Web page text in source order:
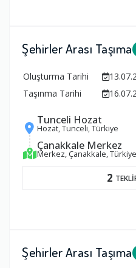
Şehirler Arası Taşıma
Oluşturma Tarihi
Taşınma Tarihi
Tunceli Hozat
Hozat, Tunceli, Türkiye
Çanakkale Merkez
Merkez, Çanakkale, Türkiye
2
Şehirler Arası Taşıma